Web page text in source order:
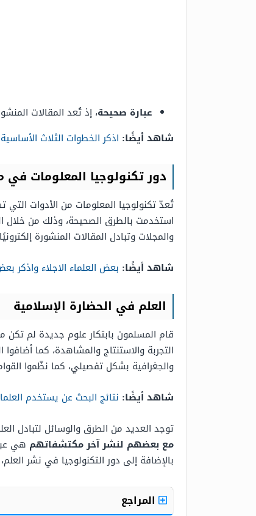
عبارة صحيحة، إذ تُعد المقالات
شاهد أيضًا: اذكر الخطوات الثلاث
دور تكنولوجيا المعلومات في
تُعدّ تكنولوجيا المعلومات من الأدوات
استخدمت بالطرق الصحيحة، وذلك من خلال
والمجلات وتبادل المقالات المنشورة
شاهد أيضًا: بعض العلماء الاجلاء واذكر
العلم في الحضارة الإسلامية
قام المسلمون بابتكار علوم جديدة لم تكن
التجربة والاستنتاج والمشاهدة، كما
والجغرافية بشكل تفصيلي، كما نظّموا
شاهد أيضًا: نتائج البحث عن يستخدم
توجد العديد من الطرق والوسائل لتبادل
مع بعضهم لنشر آخر مكتشفاتهم هي
بالإضافة إلى دور التكنولوجيا في نشر
المراجع